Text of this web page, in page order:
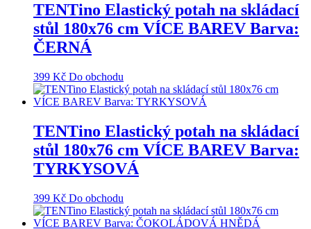
TENTino Elastický potah na skládací
stůl 180x76 cm VÍCE BAREV Barva:
ČERNÁ
399 Kč Do obchodu
TENTino Elastický potah na skládací
stůl 180x76 cm VÍCE BAREV Barva:
TYRKYSOVÁ
399 Kč Do obchodu